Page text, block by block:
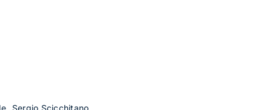
Sergio Scicchitano